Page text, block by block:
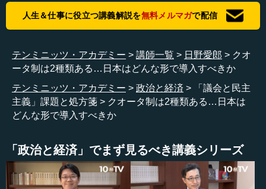
ただ一方で、よく（女性議員の比率が）何パーセントか
ということで、これから「クオータ制」の話も出てきます
ってはいけないのです。きちっと必要で入れていく、結果
として平等が実現される、それが正しいプロセスであっ
て、何パーセントの割合を維持しなければいけないから、
よく分からないけれど、とりあえず女性、というのは絶対
ダメなのです。そこの順番ははき違えないというか、そこ
ていくということが、やはり今必要なのだと思います。
―― 日野先生、ここは今、女性政治家が少ないという客
観的なデータもあるというところになると思うのですけれ
人生＆仕事に役立つ講義解説を無料メルマガで配信
テンミニッツ・アカデミー 講師一覧 日野愛郎
クオ
ータ制は2種類ある…日本はどんな形で導入すべきか
テンミニッツ・アカデミー
政治と経済
「議会と民主
主義」課題と処方箋
クオータ制は2種類ある…日本は
どんな形で導入すべきか
「政治と経済」でまず見るべき講義シリーズ